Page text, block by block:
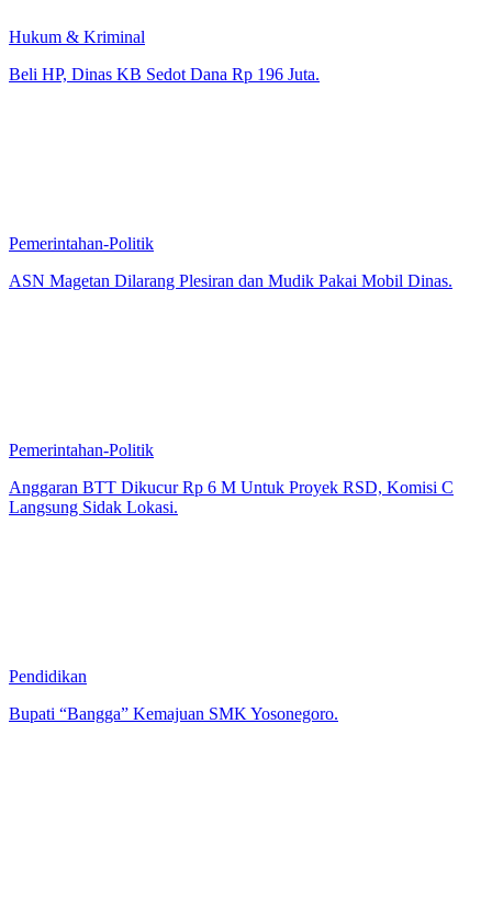
Hukum & Kriminal
Beli HP, Dinas KB Sedot Dana Rp 196 Juta.
Pemerintahan-Politik
ASN Magetan Dilarang Plesiran dan Mudik Pakai Mobil Dinas.
Pemerintahan-Politik
Anggaran BTT Dikucur Rp 6 M Untuk Proyek RSD, Komisi C
Langsung Sidak Lokasi.
Pendidikan
Bupati “Bangga” Kemajuan SMK Yosonegoro.